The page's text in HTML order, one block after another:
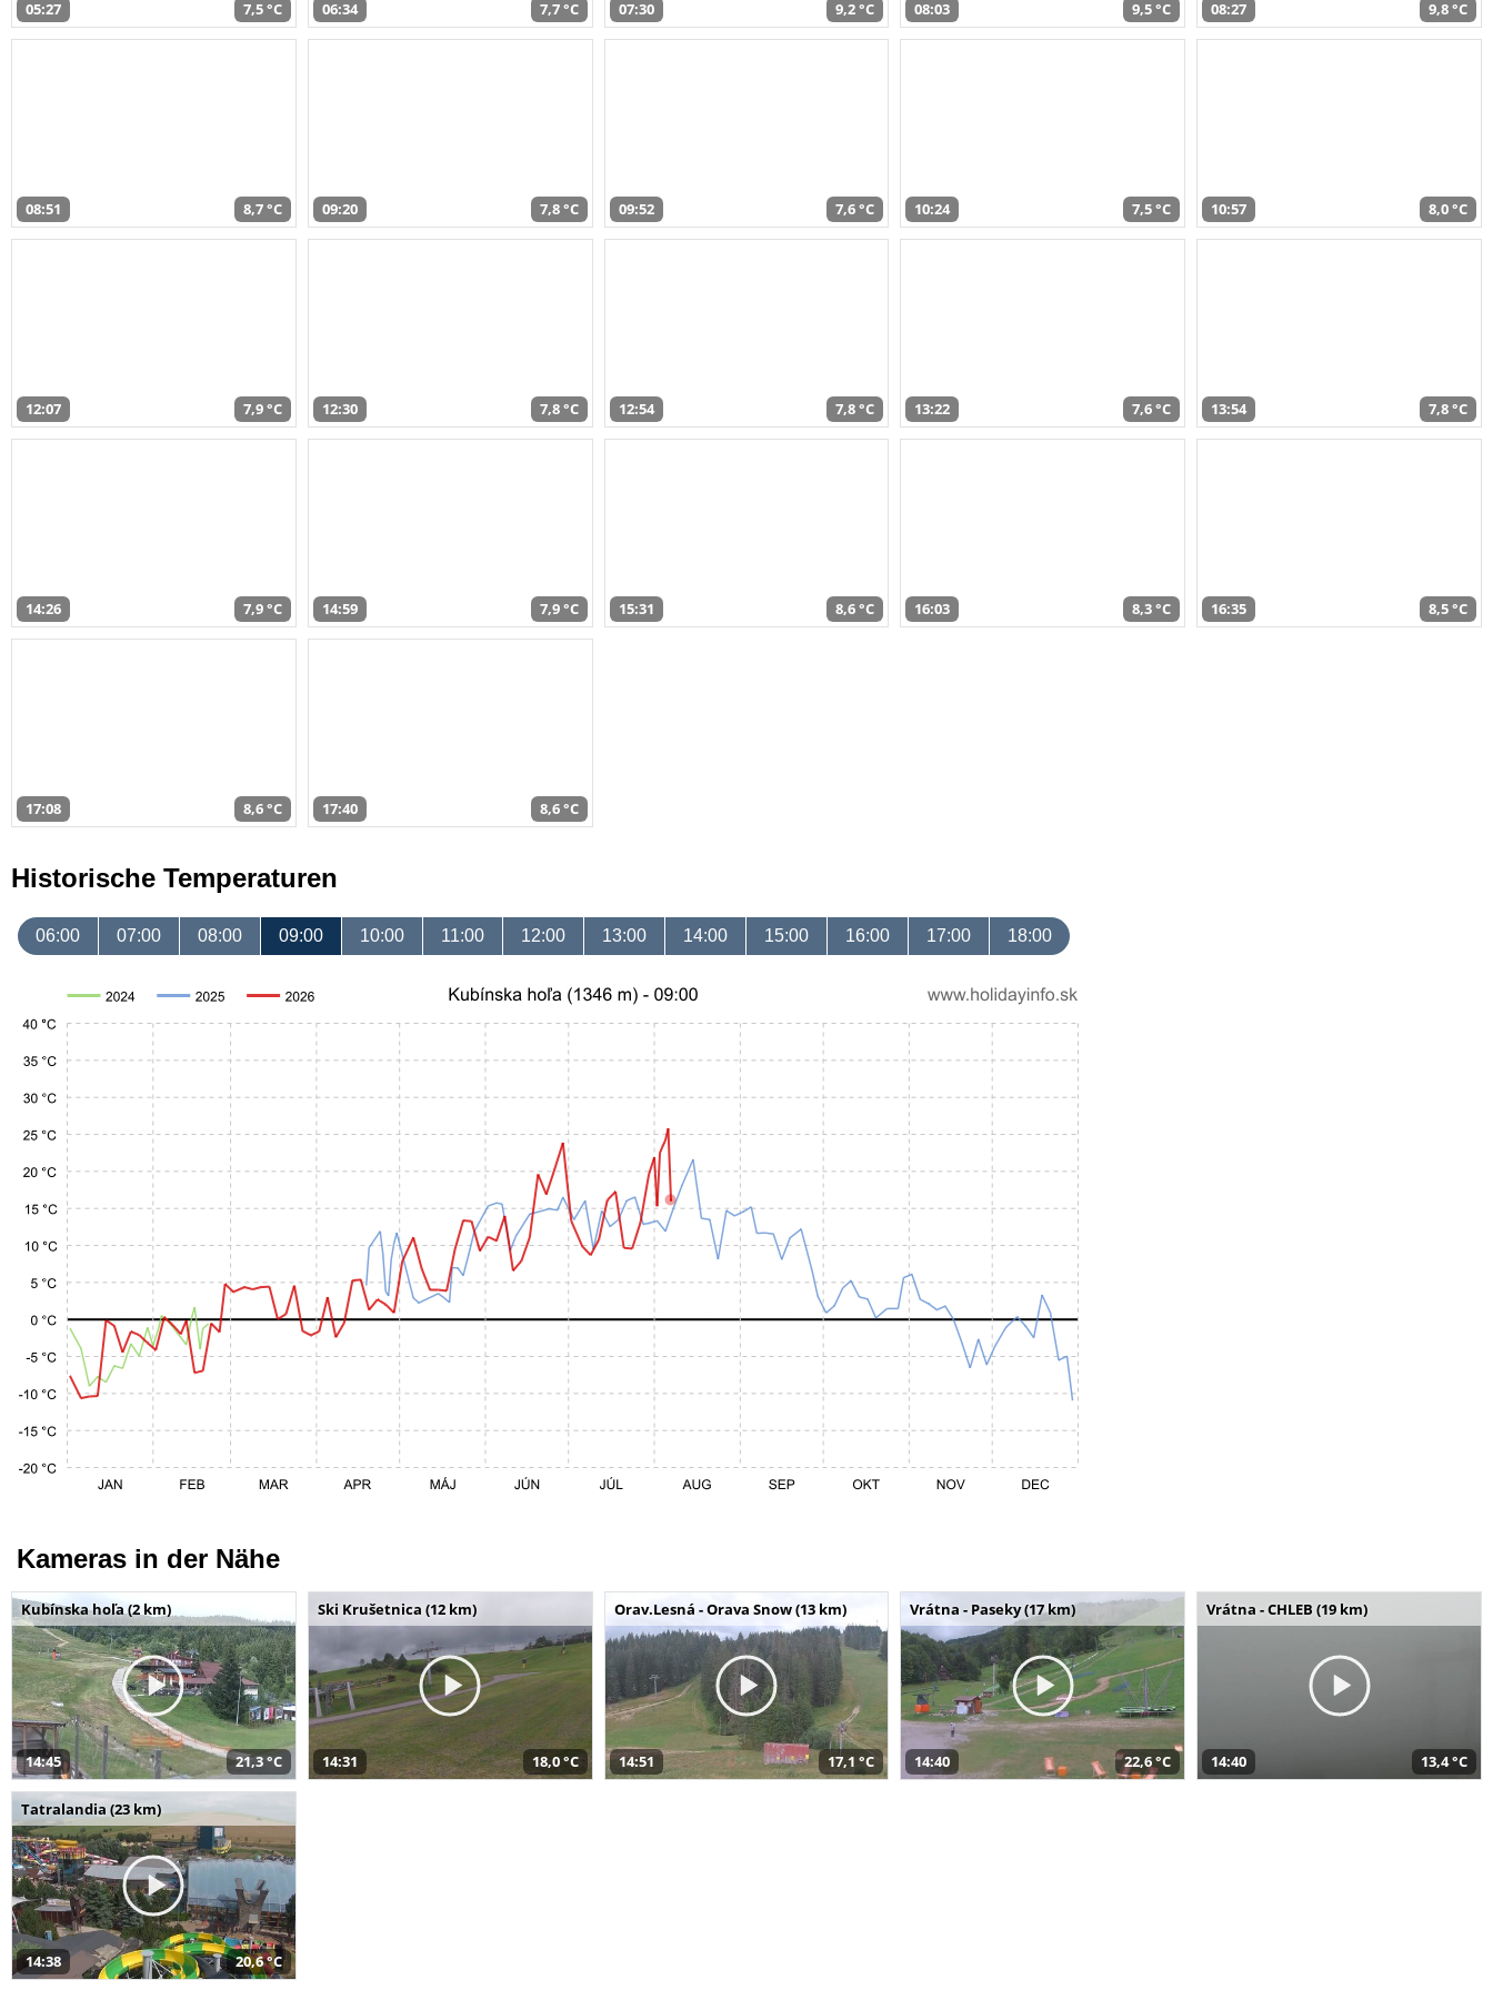
05:27 7,5 °C 06:34 7,7 °C 07:30 9,2 °C 08:03 9,5 °C 08:27 9,8 °C
08:51 8,7 °C 09:20 7,8 °C 09:52 7,6 °C 10:24 7,5 °C 10:57 8,0 °C
12:07 7,9 °C 12:30 7,8 °C 12:54 7,8 °C 13:22 7,6 °C 13:54 7,8 °C
14:26 7,9 °C 14:59 7,9 °C 15:31 8,6 °C 16:03 8,3 °C 16:35 8,5 °C
17:08 8,6 °C 17:40 8,6 °C
Historische Temperaturen
06:00 07:00 08:00 09:00 10:00 11:00 12:00 13:00 14:00 15:00 16:00 17:00 18:00
Kameras in der Nähe
Kubínska hoľa (2 km)
14:45 21,3 °C
Ski Krušetnica (12 km)
14:31 18,0 °C
Orav.Lesná - Orava Snow (13 km)
14:51 17,1 °C
Vrátna - Paseky (17 km)
14:40 22,6 °C
Vrátna - CHLEB (19 km)
14:40 13,4 °C
Tatralandia (23 km)
14:38 20,6 °C